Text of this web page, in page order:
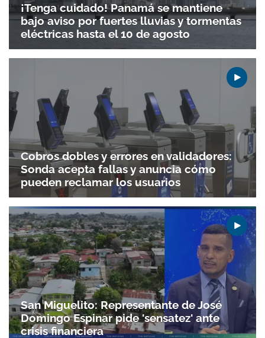
¡Tenga cuidado! Panamá se mantiene
bajo aviso por fuertes lluvias y tormentas
eléctricas hasta el 10 de agosto
Cobros dobles y errores en validadores:
Sonda acepta fallas y anuncia cómo
pueden reclamar los usuarios
San Miguelito: Representante de José
Domingo Espinar pide 'sensatez' ante
crisis financiera